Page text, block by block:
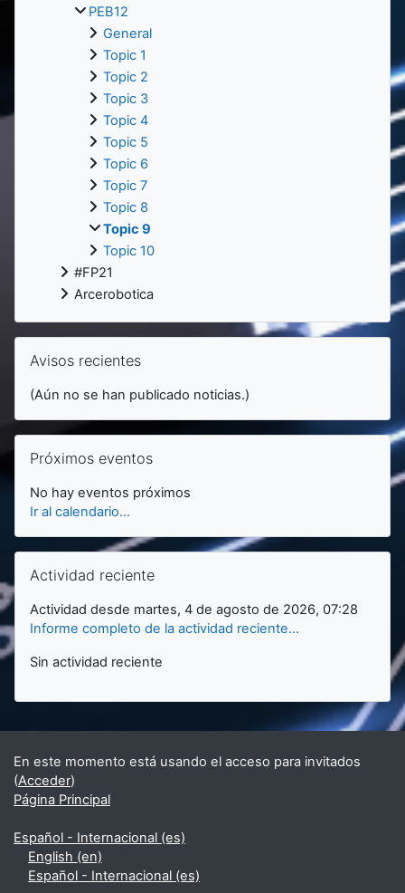
PEB12
General
Topic 1
Topic 2
Topic 3
Topic 4
Topic 5
Topic 6
Topic 7
Topic 8
Topic 9
Topic 10
#FP21
Arcerobotica
Salta Avisos recientes
Avisos recientes
(Aún no se han publicado noticias.)
Salta Próximos eventos
Próximos eventos
No hay eventos próximos
Ir al calendario...
Salta Actividad reciente
Actividad reciente
Actividad desde martes, 4 de agosto de 2026, 07:28
Informe completo de la actividad reciente...
Sin actividad reciente
En este momento está usando el acceso para invitados
(Acceder)
Página Principal
Español - Internacional ‎(es)‎
English ‎(en)‎
Español - Internacional ‎(es)‎